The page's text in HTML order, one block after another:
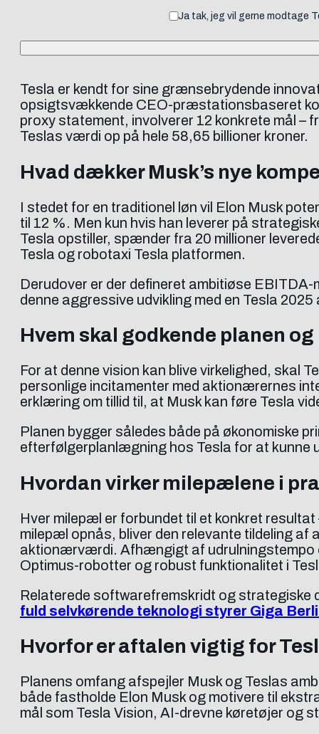
Ja tak, jeg vil gerne modtage
Tesla er kendt for sine grænsebrydende
opsigtsvækkende CEO-præstationsbaseret
proxy statement, involverer 12 konkrete mål
Teslas værdi op på hele 58,65 billioner kroner.
Hvad dækker Musk’s nye
I stedet for en traditionel løn vil Elon Musk
til 12 %. Men kun hvis han leverer på
Tesla opstiller, spænder fra 20 millioner
Tesla og robotaxi Tesla platformen.
Derudover er der defineret ambitiøse
denne aggressive udvikling med en Tesla
Hvem skal godkende planen
For at denne vision kan blive virkelighed, skal
personlige incitamenter med aktionærernes
erklæring om tillid til, at Musk kan føre Tesla
Planen bygger således både på økonomiske
efterfølgerplanlægning hos Tesla for at kunne
Hvordan virker milepælene i
Hver milepæl er forbundet til et konkret
milepæl opnås, bliver den relevante tildeling af
aktionærværdi. Afhængigt af udrulningstempo
Optimus-robotter og robust funktionalitet i
Relaterede softwarefremskridt og strategiske
fuld selvkørende teknologi styrer Giga
Hvorfor er aftalen vigtig for
Planens omfang afspejler Musk og Teslas
både fastholde Elon Musk og motivere til
mål som Tesla Vision, AI-drevne køretøjer og